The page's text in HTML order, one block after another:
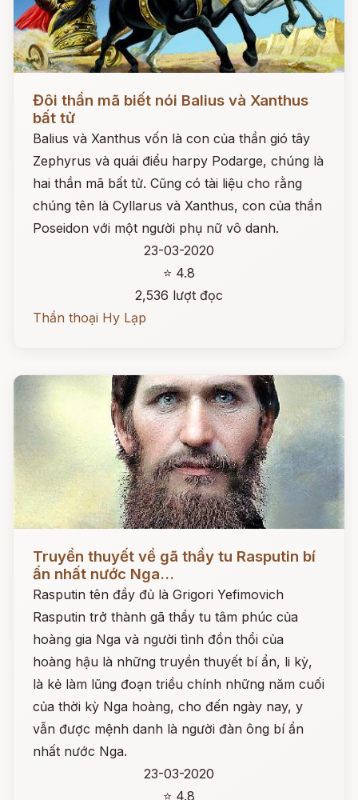
Đôi thần mã biết nói Balius và Xanthus
bất tử
Balius và Xanthus vốn là con của thần gió tây
Zephyrus và quái điểu harpy Podarge, chúng là
hai thần mã bất tử. Cũng có tài liệu cho rằng
chúng tên là Cyllarus và Xanthus, con của thần
Poseidon với một người phụ nữ vô danh.
23-03-2020
⭐ 4.8
2,536 lượt đọc
Thần thoại Hy Lạp
Đọc ngay
Truyền thuyết về gã thầy tu Rasputin bí
ẩn nhất nước Nga...
Rasputin tên đầy đủ là Grigori Yefimovich
Rasputin trở thành gã thầy tu tâm phúc của
hoàng gia Nga và người tình đồn thổi của
hoàng hậu là những truyền thuyết bí ẩn, li kỳ,
là kẻ làm lũng đoạn triều chính những năm cuối
của thời kỳ Nga hoàng, cho đến ngày nay, y
vẫn được mệnh danh là người đàn ông bí ẩn
nhất nước Nga.
23-03-2020
⭐ 4.8